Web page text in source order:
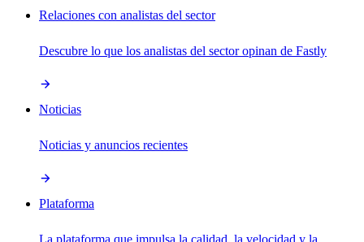
Relaciones con analistas del sector
Descubre lo que los analistas del sector opinan de Fastly
Noticias
Noticias y anuncios recientes
Plataforma
La plataforma que impulsa la calidad, la velocidad y la